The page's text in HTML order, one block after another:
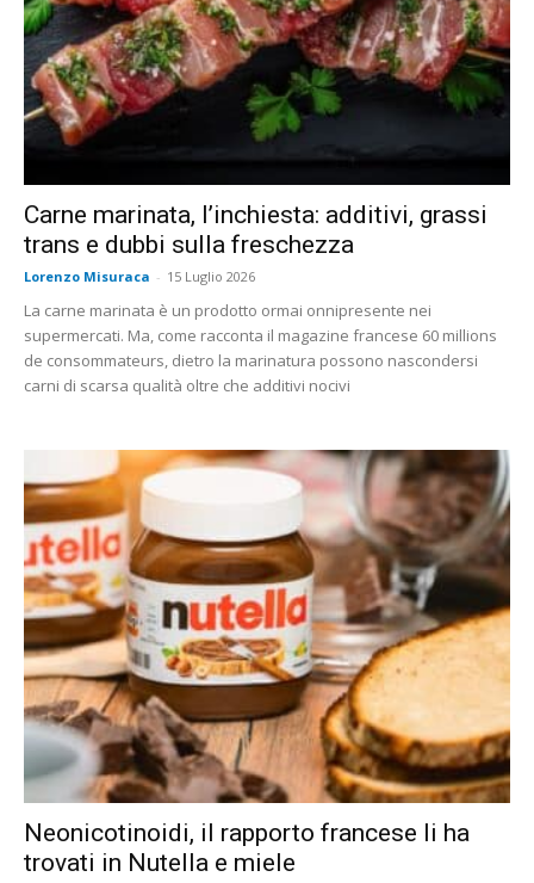
Carne marinata, l’inchiesta: additivi, grassi
trans e dubbi sulla freschezza
Lorenzo Misuraca - 15 Luglio 2026
La carne marinata è un prodotto ormai onnipresente nei
supermercati. Ma, come racconta il magazine francese 60 millions
de consommateurs, dietro la marinatura possono nascondersi
carni di scarsa qualità oltre che additivi nocivi
Neonicotinoidi, il rapporto francese li ha
trovati in Nutella e miele